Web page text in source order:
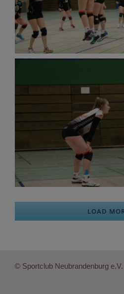
LOAD
© Sportclub Neubrandenburg